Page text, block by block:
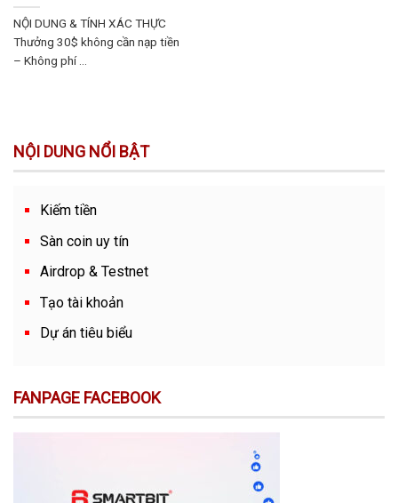
NỘI DUNG & TÍNH XÁC THỰC
Thưởng 30$ không cần nạp tiền
– Không phí ...
NỘI DUNG NỔI BẬT
Kiếm tiền
Sàn coin uy tín
Airdrop & Testnet
Tạo tài khoản
Dự án tiêu biểu
FANPAGE FACEBOOK